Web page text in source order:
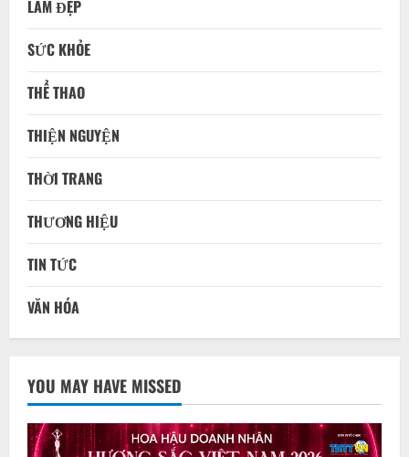
LÀM ĐẸP
SỨC KHỎE
THỂ THAO
THIỆN NGUYỆN
THỜI TRANG
THƯƠNG HIỆU
TIN TỨC
VĂN HÓA
YOU MAY HAVE MISSED